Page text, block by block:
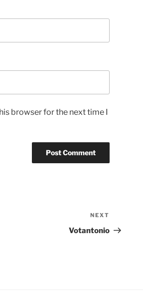
browser for the next time I
Post
NEXT
Votantonio